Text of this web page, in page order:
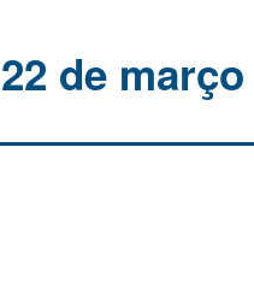
de março